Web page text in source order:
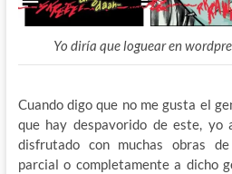
Yo diría que loguear en
Cuando digo que no me gusta el
que hay despavorido de este,
disfrutado con muchas obras
parcial o completamente a dicho